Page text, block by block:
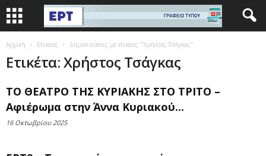
Αρχική Ετικέτες Δημοσιεύσεις με ετικέτες "Χρήστος Τσάγκας"
Ετικέτα: Χρήστος Τσάγκας
ΤΟ ΘΕΑΤΡΟ ΤΗΣ ΚΥΡΙΑΚΗΣ ΣΤΟ ΤΡΙΤΟ –
Αφιέρωμα στην Άννα Κυριακού...
16 Οκτωβρίου 2025